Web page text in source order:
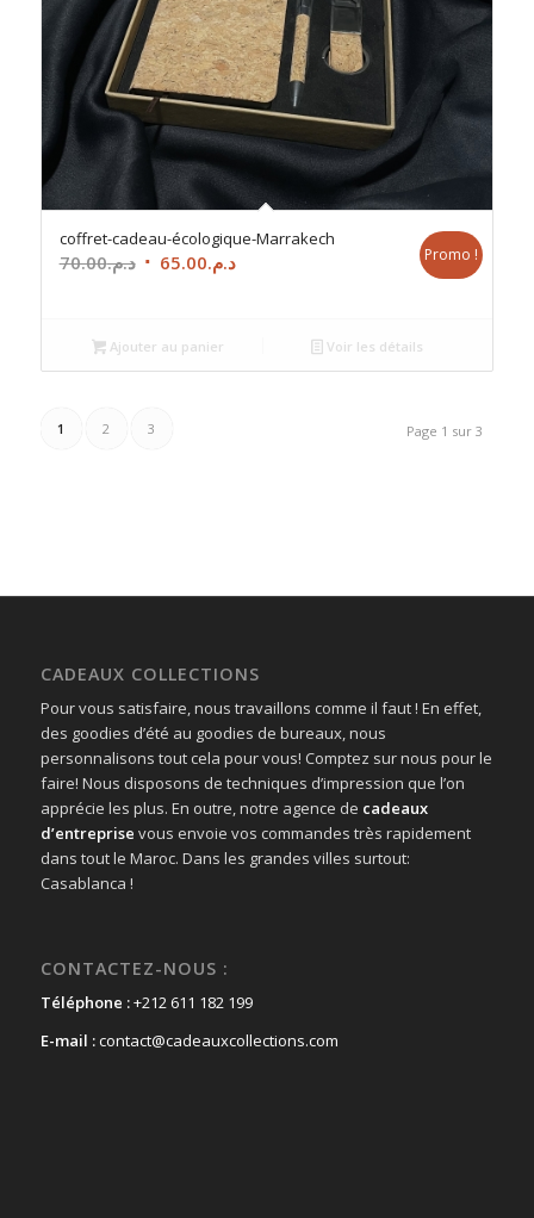
coffret-cadeau-écologique-Marrakech
د.م.70.00
Le
était :
د.م.70.00.
د.م.65.00
Le
د.م.65.00.
Promo !
Ajouter au panier Voir les détails
Page 1 sur 3
1 2 3
CADEAUX COLLECTIONS
Pour vous satisfaire, nous travaillons comme il faut ! En effet,
des goodies d’été au goodies de bureaux, nous
personnalisons tout cela pour vous! Comptez sur nous pour le
faire! Nous disposons de techniques d’impression que l’on
apprécie les plus. En outre, notre agence de cadeaux
d’entreprise vous envoie vos commandes très rapidement
dans tout le Maroc. Dans les grandes villes surtout:
Casablanca !
CONTACTEZ-NOUS :
Téléphone :+212 611 182 199
E-mail :contact@cadeauxcollections.com